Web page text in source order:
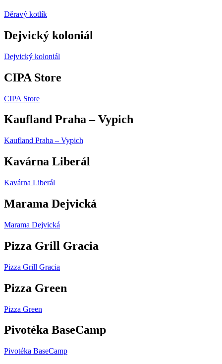
Děravý kotlík
Dejvický koloniál
Dejvický koloniál
CIPA Store
CIPA Store
Kaufland Praha – Vypich
Kaufland Praha – Vypich
Kavárna Liberál
Kavárna Liberál
Marama Dejvická
Marama Dejvická
Pizza Grill Gracia
Pizza Grill Gracia
Pizza Green
Pizza Green
Pivotéka BaseCamp
Pivotéka BaseCamp